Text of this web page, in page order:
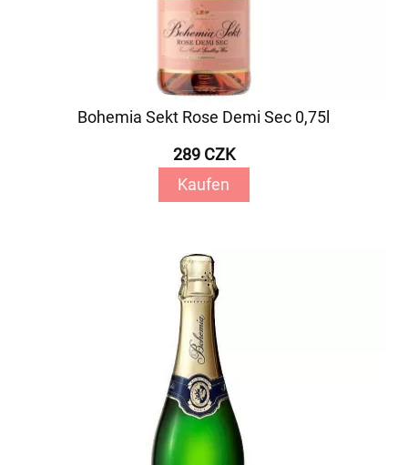
Bohemia Sekt Rose Demi Sec 0,75l
289 CZK
Kaufen